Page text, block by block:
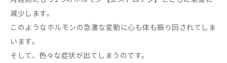
減少します。
このようなホルモンの急激な変動に心も体も振り回されてしま
います。
そして、色々な症状が出てしまうのです。